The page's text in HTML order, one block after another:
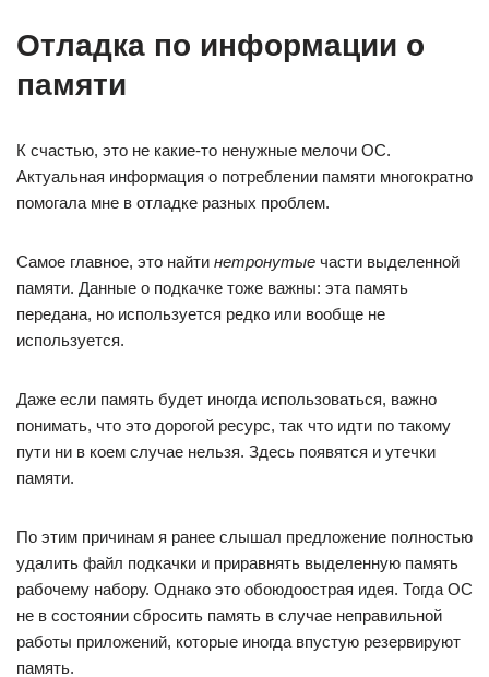
Отладка по информации о
памяти
К счастью, это не какие-то ненужные мелочи ОС.
Актуальная информация о потреблении памяти многократно
помогала мне в отладке разных проблем.
Самое главное, это найти нетронутые части выделенной
памяти. Данные о подкачке тоже важны: эта память
передана, но используется редко или вообще не
используется.
Даже если память будет иногда использоваться, важно
понимать, что это дорогой ресурс, так что идти по такому
пути ни в коем случае нельзя. Здесь появятся и утечки
памяти.
По этим причинам я ранее слышал предложение полностью
удалить файл подкачки и приравнять выделенную память
рабочему набору. Однако это обоюдоострая идея. Тогда ОС
не в состоянии сбросить память в случае неправильной
работы приложений, которые иногда впустую резервируют
память.